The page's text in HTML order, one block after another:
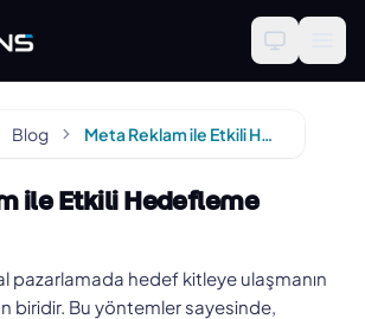
Blog Meta Reklam ile Etkili Hedefleme Teknikleri
ile Etkili Hedefleme
pazarlamada hedef kitleye ulaşmanın
biridir. Bu yöntemler sayesinde,